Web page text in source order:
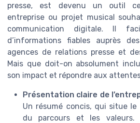
presse, est devenu un outil
entreprise ou projet musical
communication digitale. Il
d’informations fiables auprès
agences de relations presse et
Mais que doit-on absolument
son impact et répondre aux
Présentation claire de
Un résumé concis, qui situe
du parcours et les